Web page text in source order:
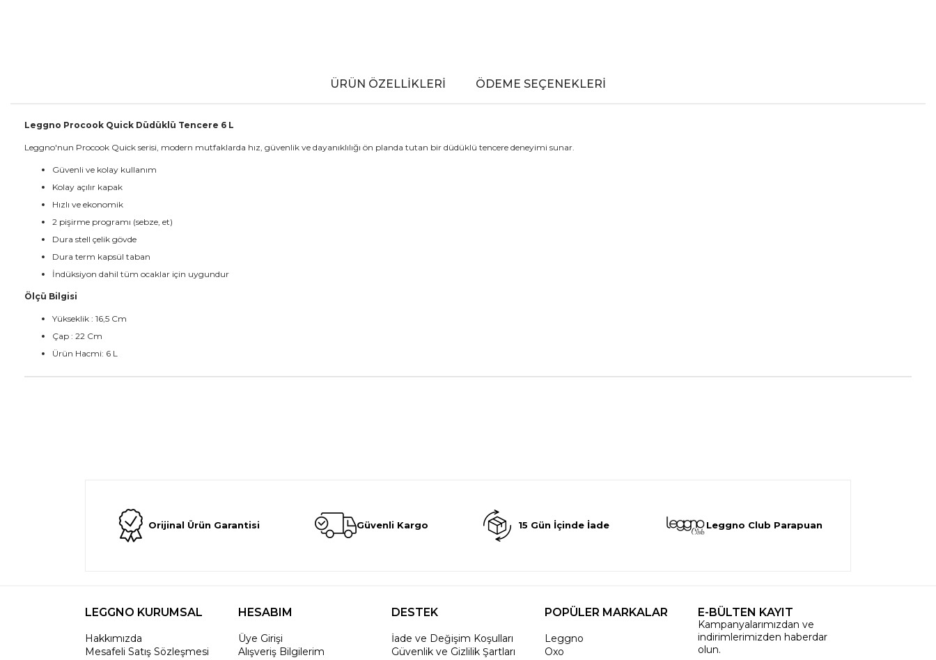
ÜRÜN ÖZELLIKLERI ÖDEME SEÇENEKLERI
Leggno Procook Quick Düdüklü Tencere 6 L
Leggno'nun Procook Quick serisi, modern mutfaklarda hız, güvenlik ve dayanıklılığı ön planda tutan bir düdüklü tencere deneyimi sunar.
Güvenli ve kolay kullanım
Kolay açılır kapak
Hızlı ve ekonomik
2 pişirme programı (sebze, et)
Dura stell çelik gövde
Dura term kapsül taban
İndüksiyon dahil tüm ocaklar için uygundur
Ölçü Bilgisi
Yükseklik : 16,5 Cm
Çap : 22 Cm
Ürün Hacmi: 6 L
Orijinal Ürün Garantisi Güvenli Kargo 15 Gün İçinde İade Leggno Club Parapuan
LEGGNO KURUMSAL
Hakkımızda
Mesafeli Satış Sözleşmesi
HESABIM
Üye Girişi
Alışveriş Bilgilerim
DESTEK
İade ve Değişim Koşulları
Güvenlik ve Gizlilik Şartları
POPÜLER MARKALAR
Leggno
Oxo
E-BÜLTEN KAYIT
Kampanyalarımızdan ve
indirimlerimizden haberdar
olun.